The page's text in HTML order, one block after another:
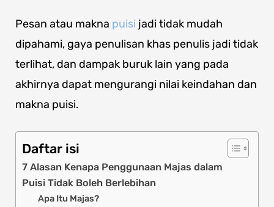
Pesan atau makna puisi jadi tidak mudah
dipahami, gaya penulisan khas penulis jadi tidak
terlihat, dan dampak buruk lain yang pada
akhirnya dapat mengurangi nilai keindahan dan
makna puisi.
Daftar isi
7 Alasan Kenapa Penggunaan Majas dalam
Puisi Tidak Boleh Berlebihan
Apa Itu Majas?